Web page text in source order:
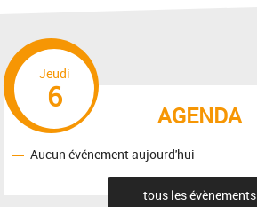
AGENDA
Jeudi
6
Aucun événement aujourd'hui
tous les évènements